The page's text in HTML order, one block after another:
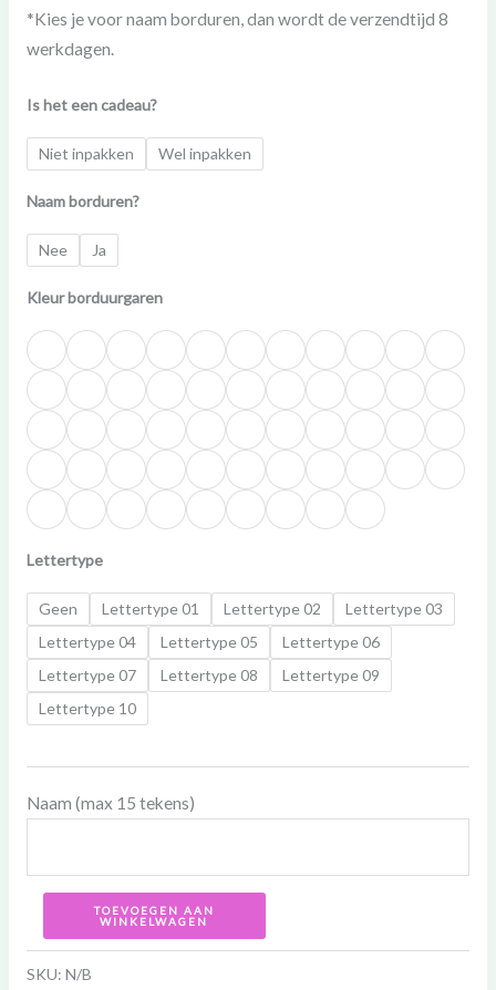
*Kies je voor naam borduren, dan wordt de verzendtijd 8
werkdagen.
Is het een cadeau?
Niet inpakken Wel inpakken
Naam borduren?
Nee Ja
Kleur borduurgaren
Lettertype
Geen Lettertype 01 Lettertype 02
Lettertype 03
Lettertype 04
Lettertype 05
Lettertype 06
Lettertype 07
Lettertype 08
Lettertype 09
Lettertype 10
Naam (max 15 tekens)
TOEVOEGEN AAN
WINKELWAGEN
SKU: N/B